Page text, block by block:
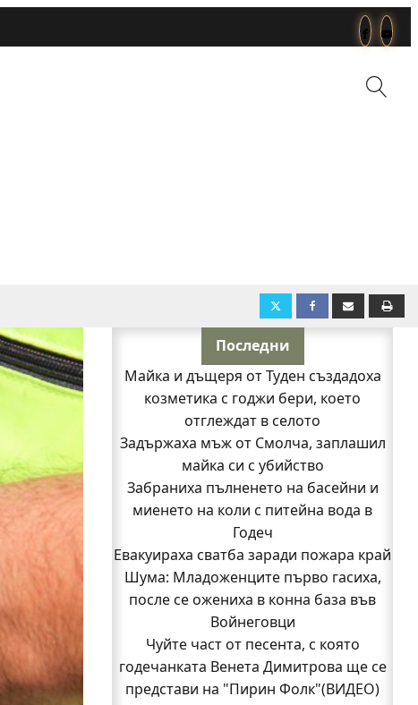
Последни
Майка и дъщеря от Туден създадоха
козметика с годжи бери, което
отглеждат в селото
Задържаха мъж от Смолча, заплашил
майка си с убийство
Забраниха пълненето на басейни и
миенето на коли с питейна вода в
Годеч
Евакуираха сватба заради пожара край
Шума: Младоженците първо гасиха,
после се ожениха в конна база във
Войнеговци
Чуйте част от песента, с която
годечанката Венета Димитрова ще се
представи на "Пирин Фолк"(ВИДЕО)